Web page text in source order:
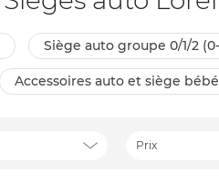
siège auto groupe 0/1/2
accessoires auto et siège bébé
Prix